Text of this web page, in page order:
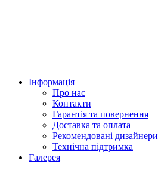
Інформація
Про нас
Контакти
Гарантія та повернення
Доставка та оплата
Рекомендовані дизайнери
Технічна підтримка
Галерея